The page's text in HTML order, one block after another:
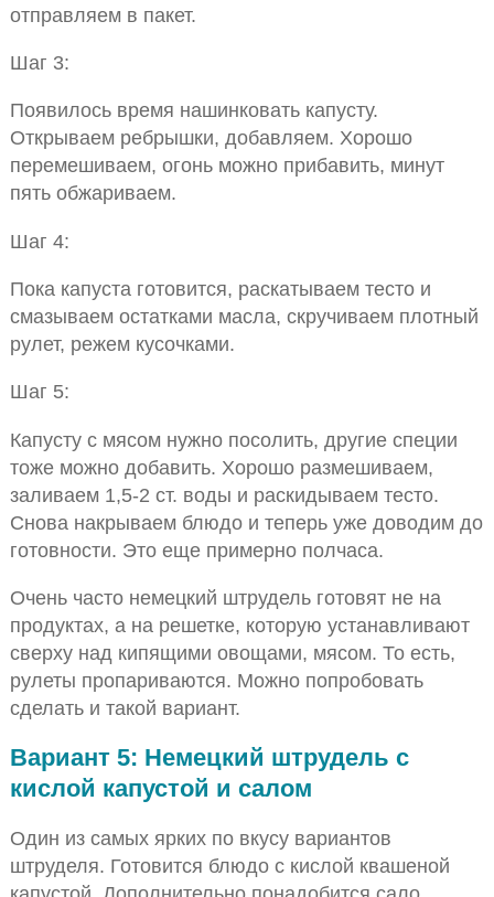
отправляем в пакет.
Шаг 3:
Появилось время нашинковать капусту.
Открываем ребрышки, добавляем. Хорошо
перемешиваем, огонь можно прибавить, минут
пять обжариваем.
Шаг 4:
Пока капуста готовится, раскатываем тесто и
смазываем остатками масла, скручиваем плотный
рулет, режем кусочками.
Шаг 5:
Капусту с мясом нужно посолить, другие специи
тоже можно добавить. Хорошо размешиваем,
заливаем 1,5-2 ст. воды и раскидываем тесто.
Снова накрываем блюдо и теперь уже доводим до
готовности. Это еще примерно полчаса.
Очень часто немецкий штрудель готовят не на
продуктах, а на решетке, которую устанавливают
сверху над кипящими овощами, мясом. То есть,
рулеты пропариваются. Можно попробовать
сделать и такой вариант.
Вариант 5: Немецкий штрудель с
кислой капустой и салом
Один из самых ярких по вкусу вариантов
штруделя. Готовится блюдо с кислой квашеной